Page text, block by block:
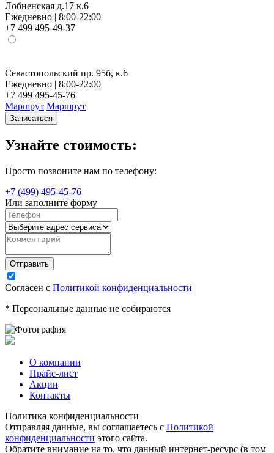
Лобненская д.17 к.6
Ежедневно | 8:00-22:00
+7 499 495-49-37
Севастопольский пр. 95б, к.6
Ежедневно | 8:00-22:00
+7 499 495-45-76
Маршрут Маршрут
Записаться
Узнайте стоимость:
Просто позвоните нам по телефону:
+7 (499) 495-45-76
Или заполните форму
Согласен с Политикой конфиденциальности
* Персональные данные не собираются
О компании
Прайс-лист
Акции
Контакты
Политика конфиденциальности
Отправляя данные, вы соглашаетесь с Политикой
конфиденциальности этого сайта.
Обратите внимание на то, что данный интернет-ресурс (в том